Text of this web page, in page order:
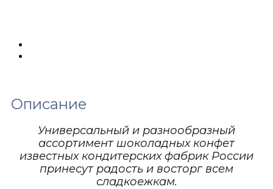
Описание
Универсальный и разнообразный
ассортимент шоколадных конфет
известных кондитерских фабрик России
принесут радость и восторг всем
сладкоежкам.